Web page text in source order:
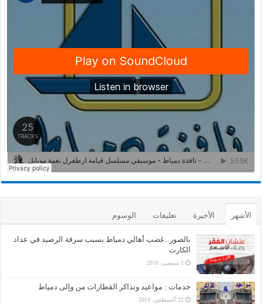
الأشهر الأخيرة تعليقات الوسوم
بالصور ..غضب أهالي دمياط بسبب سرقة الرصيد في عداد
الكارت
1 سبتمبر، 2016
خدمات : مواعيد وتذاكر القطارات من وإلى دمياط
22 أغسطس، 2019